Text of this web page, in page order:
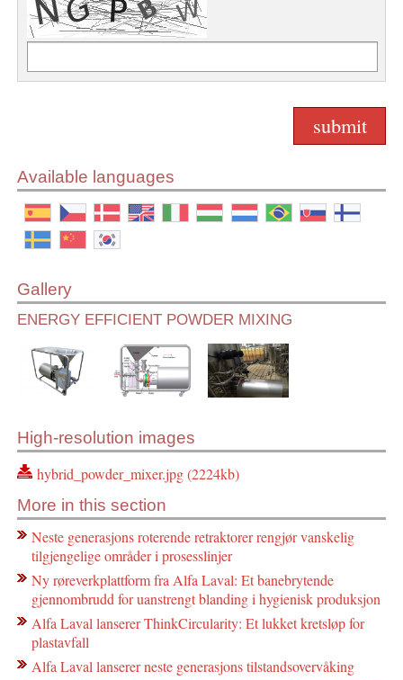
Available languages
Gallery
ENERGY EFFICIENT POWDER MIXING
High-resolution images
hybrid_powder_mixer.jpg (2224kb)
More in this section
Neste generasjons roterende retraktorer rengjør vanskelig
tilgjengelige områder i prosesslinjer
Ny røreverkplattform fra Alfa Laval: Et banebrytende
gjennombrudd for uanstrengt blanding i hygienisk produksjon
Alfa Laval lanserer ThinkCircularity: Et lukket kretsløp for
plastavfall
Alfa Laval lanserer neste generasjons tilstandsovervåking